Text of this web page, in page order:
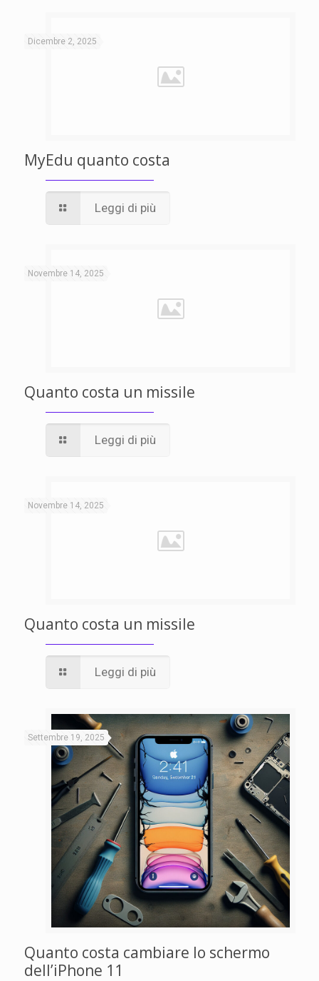
Dicembre 2, 2025
MyEdu quanto costa
Leggi di più
Novembre 14, 2025
Quanto costa un missile
Leggi di più
Novembre 14, 2025
Quanto costa un missile
Leggi di più
Settembre 19, 2025
Quanto costa cambiare lo schermo
dell’iPhone 11